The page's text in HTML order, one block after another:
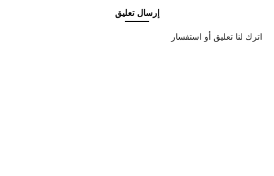
إرسال تعليق
اترك لنا تعليق أو استفسار